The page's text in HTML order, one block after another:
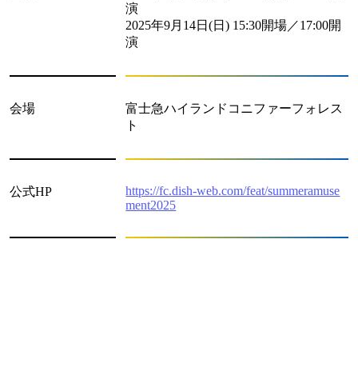
演
2025年9月14日(日) 15:30開場／17:00開
演
会場
富士急ハイランドコニファーフォレス
ト
公式HP
https://fc.dish-web.com/feat/summeramuse
ment2025